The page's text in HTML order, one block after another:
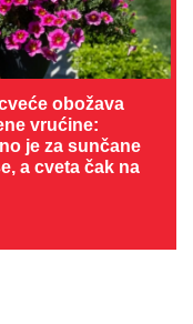
obožava
vrućine:
je za sunčane
a cveta čak na